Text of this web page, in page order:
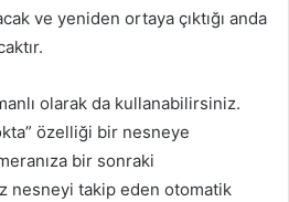
ve yeniden ortaya çıktığı anda
olarak da kullanabilirsiniz.
özelliği bir nesneye
bir sonraki
nesneyi takip eden otomatik